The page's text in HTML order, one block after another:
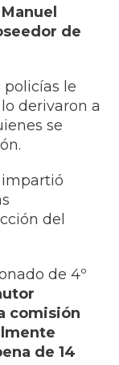
de
policías le
derivaron a
se
impartió
del
de 4º
comisión
de 14